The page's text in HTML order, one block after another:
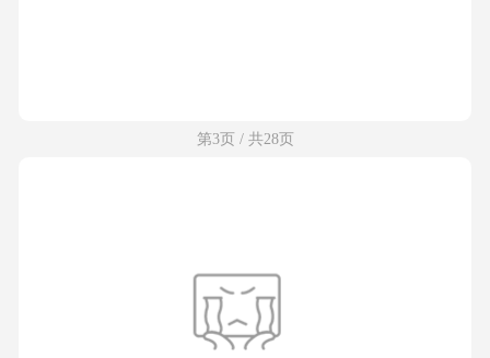
第3页 / 共28页